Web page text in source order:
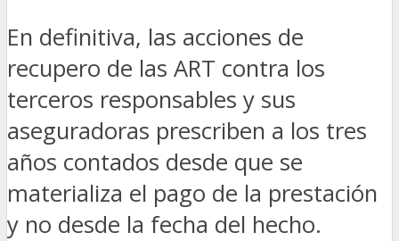
En definitiva, las acciones de
recupero de las ART contra los
terceros responsables y sus
aseguradoras prescriben a los tres
años contados desde que se
materializa el pago de la prestación
y no desde la fecha del hecho.